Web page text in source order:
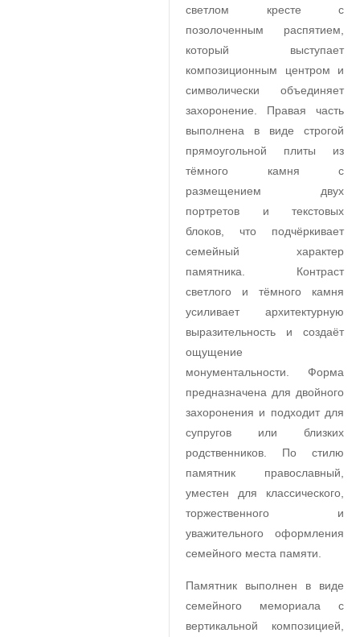
светлом кресте с
позолоченным распятием,
который выступает
композиционным центром и
символически объединяет
захоронение. Правая часть
выполнена в виде строгой
прямоугольной плиты из
тёмного камня с
размещением двух
портретов и текстовых
блоков, что подчёркивает
семейный характер
памятника. Контраст
светлого и тёмного камня
усиливает архитектурную
выразительность и создаёт
ощущение
монументальности. Форма
предназначена для двойного
захоронения и подходит для
супругов или близких
родственников. По стилю
памятник православный,
уместен для классического,
торжественного и
уважительного оформления
семейного места памяти.
Памятник выполнен в виде
семейного мемориала с
вертикальной композицией,